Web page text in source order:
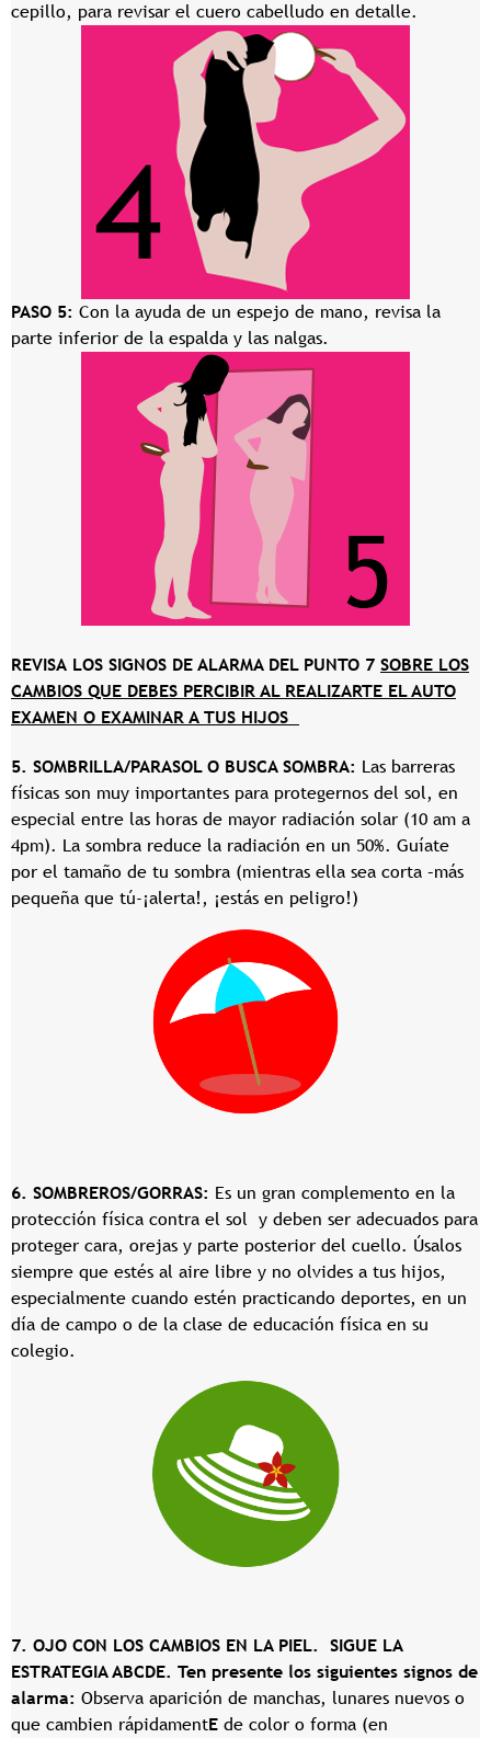
cepillo, para revisar el cuero cabelludo en detalle.
PASO 5: Con la ayuda de un espejo de mano, revisa la
parte inferior de la espalda y las nalgas.
REVISA LOS SIGNOS DE ALARMA DEL PUNTO 7 SOBRE LOS
CAMBIOS QUE DEBES PERCIBIR AL REALIZARTE EL AUTO
EXAMEN O EXAMINAR A TUS HIJOS
5. SOMBRILLA/PARASOL O BUSCA SOMBRA: Las barreras
físicas son muy importantes para protegernos del sol, en
especial entre las horas de mayor radiación solar (10 am a
4pm). La sombra reduce la radiación en un 50%. Guíate
por el tamaño de tu sombra (mientras ella sea corta –más
pequeña que tú-¡alerta!, ¡estás en peligro!)
6. SOMBREROS/GORRAS: Es un gran complemento en la
protección física contra el sol y deben ser adecuados para
proteger cara, orejas y parte posterior del cuello. Úsalos
siempre que estés al aire libre y no olvides a tus hijos,
especialmente cuando estén practicando deportes, en un
día de campo o de la clase de educación física en su
colegio.
7. OJO CON LOS CAMBIOS EN LA PIEL. SIGUE LA
ESTRATEGIA ABCDE. Ten presente los siguientes signos de
alarma: Observa aparición de manchas, lunares nuevos o
que cambien rápidamentE de color o forma (en